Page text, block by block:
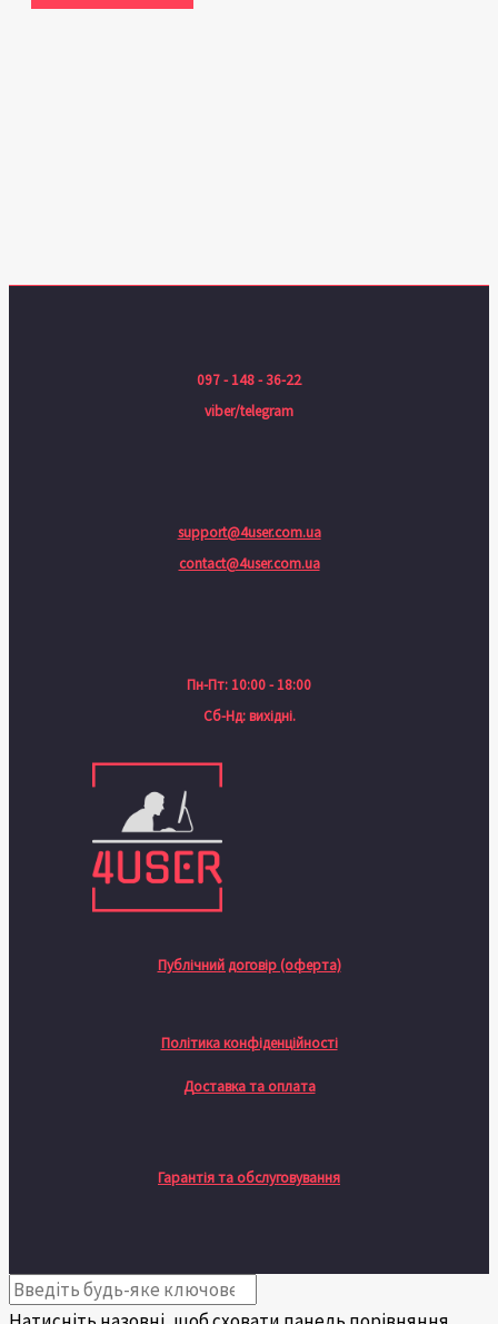
097 - 148 - 36-22
viber/telegram
support@4user.com.ua
contact@4user.com.ua
Пн-Пт: 10:00 - 18:00
Сб-Нд: вихідні.
Публічний договір (оферта)
Політика конфіденційності
Доставка та оплата
Гарантія та обслуговування